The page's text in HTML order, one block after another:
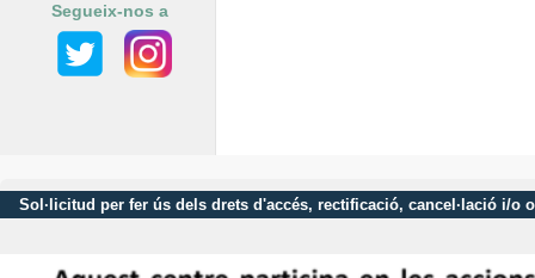
Segueix-nos a
Sol·licitud per fer ús dels drets d'accés, rectificació, cancel·lació i/